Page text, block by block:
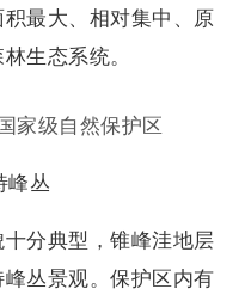
最大、相对集中、原
生态系统。
峰丛
分典型，锥峰洼地层
丛景观。保护区内有